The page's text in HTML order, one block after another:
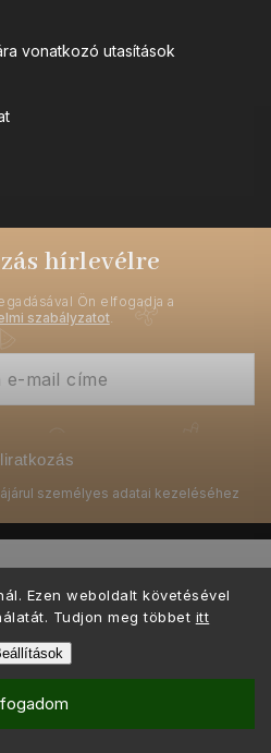
Ezen weboldalt követésével
Tudjon meg többet itt
vonatkozó utasítások
hírlevélre
Ön elfogadja a
szabályzatot.
készítette
a nakódoval